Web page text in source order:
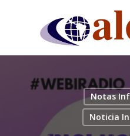
content
Notas
Noticia